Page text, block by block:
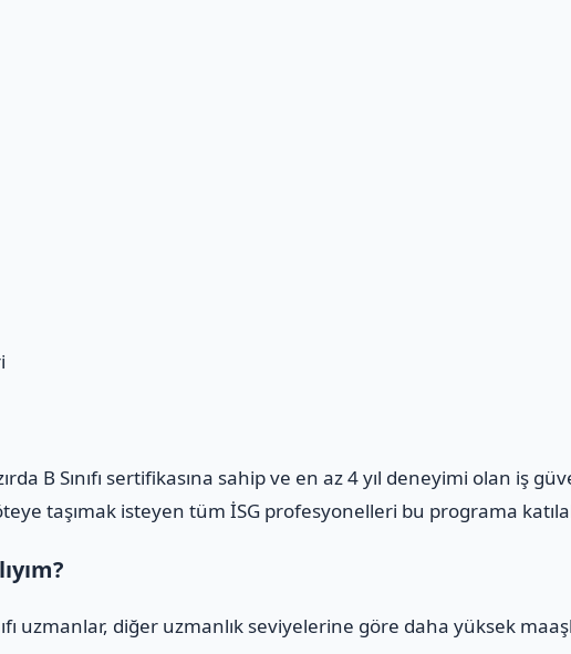
B Sınıfı sertifikasına sahip ve en az 4 yıl deneyimi olan iş
taşımak isteyen tüm İSG profesyonelleri bu programa
uzmanlar, diğer uzmanlık seviyelerine göre daha yüksek